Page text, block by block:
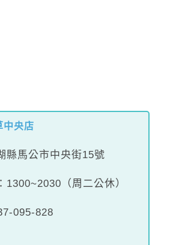
中央店
縣馬公市中央街15號
1300~2030（周二公休）
095-828